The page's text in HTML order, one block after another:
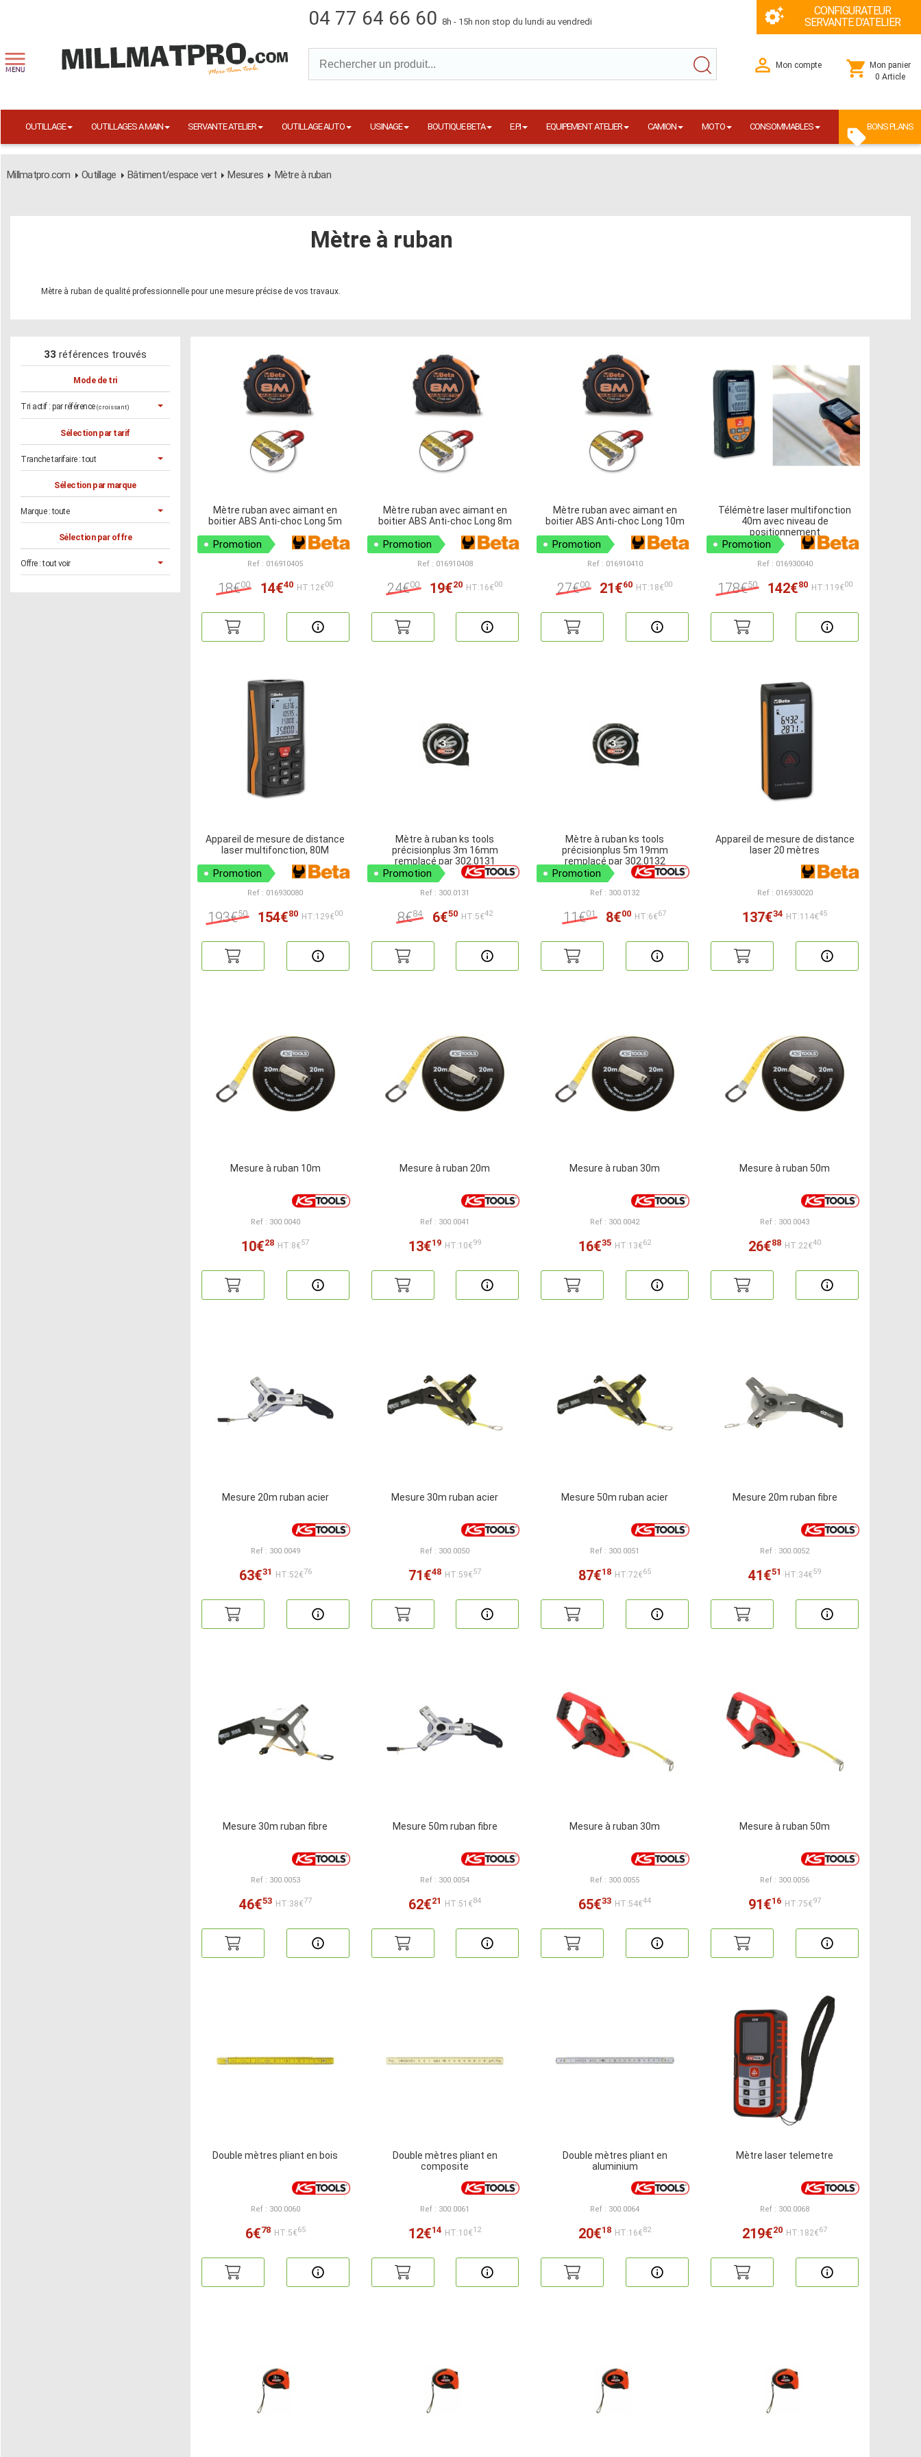
04 77 64 66 60 8h - 15h non stop du lundi au vendredi
CONFIGURATEUR
SERVANTE D'ATELIER
Mon compte
Mon panier
0 Article
OUTILLAGE OUTILLAGES A MAIN SERVANTE ATELIER OUTILLAGE AUTO USINAGE BOUTIQUE BETA E.P.I EQUIPEMENT ATELIER CAMION MOTO CONSOMMABLES BONS PLANS
Millmatpro.com Outillage Bâtiment/espace vert Mesures Mètre à ruban
Mètre à ruban
Mètre à ruban de qualité professionnelle pour une mesure précise de vos travaux.
33 références trouvés
Mode de tri
Tri actif : par référence (croissant)
Sélection par tarif
Tranche tarifaire :tout
Sélection par marque
Marque :toute
Sélection par offre
Offre :tout voir
Mètre ruban avec aimant en
boitier ABS Anti-choc Long 5m
Promotion
Ref : 016910405
18€00 14€40 HT:12€00
Mètre ruban avec aimant en
boitier ABS Anti-choc Long 8m
Promotion
Ref : 016910408
24€00 19€20 HT:16€00
Mètre ruban avec aimant en
boitier ABS Anti-choc Long 10m
Promotion
Ref : 016910410
27€00 21€60 HT:18€00
Télémètre laser multifonction
40m avec niveau de
positionnement
Promotion
Ref : 016930040
178€50 142€80 HT:119€00
Appareil de mesure de distance
laser multifonction, 80M
Promotion
Ref : 016930080
193€50 154€80 HT:129€00
Mètre à ruban ks tools
précisionplus 3m 16mm
remplacé par 302.0131
Promotion
Ref : 300.0131
8€84 6€50 HT:5€42
Mètre à ruban ks tools
précisionplus 5m 19mm
remplacé par 302.0132
Promotion
Ref : 300.0132
11€01 8€00 HT:6€67
Appareil de mesure de distance
laser 20 mètres
Ref : 016930020
137€34 HT:114€45
Mesure à ruban 10m
Ref : 300.0040
10€28 HT:8€57
Mesure à ruban 20m
Ref : 300.0041
13€19 HT:10€99
Mesure à ruban 30m
Ref : 300.0042
16€35 HT:13€62
Mesure à ruban 50m
Ref : 300.0043
26€88 HT:22€40
Mesure 20m ruban acier
Ref : 300.0049
63€31 HT:52€76
Mesure 30m ruban acier
Ref : 300.0050
71€48 HT:59€57
Mesure 50m ruban acier
Ref : 300.0051
87€18 HT:72€65
Mesure 20m ruban fibre
Ref : 300.0052
41€51 HT:34€59
Mesure 30m ruban fibre
Ref : 300.0053
46€53 HT:38€77
Mesure 50m ruban fibre
Ref : 300.0054
62€21 HT:51€84
Mesure à ruban 30m
Ref : 300.0055
65€33 HT:54€44
Mesure à ruban 50m
Ref : 300.0056
91€16 HT:75€97
Double mètres pliant en bois
Ref : 300.0060
6€78 HT:5€65
Double mètres pliant en
composite
Ref : 300.0061
12€14 HT:10€12
Double mètres pliant en
aluminium
Ref : 300.0064
20€18 HT:16€82
Mètre laser telemetre
Ref : 300.0068
219€20 HT:182€67